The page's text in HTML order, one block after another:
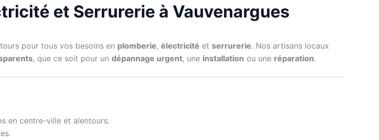
et Serrurerie à Vauvenargues
pour tous vos besoins en plomberie, électricité et serrurerie. Nos artisans locaux
, que ce soit pour un dépannage urgent, une installation ou une réparation.
en centre-ville et alentours.